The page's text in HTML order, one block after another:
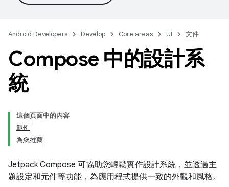
Android Developers Develop Core areas UI 文件
Compose 中的設計系
統
這個頁面中的內容
範例
為您推薦
Jetpack Compose 可協助您輕鬆實作設計系統，並透過主
題設定和元件等功能，為應用程式提供一致的外觀和風格。